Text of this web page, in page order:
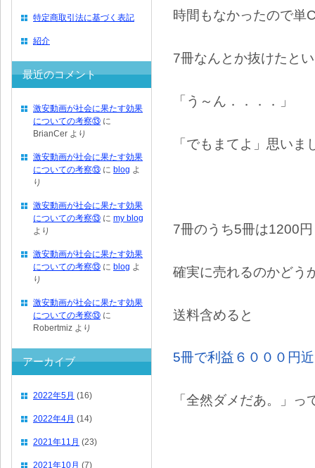
時間もなかったので単
7冊なんとか抜けたと
「う～ん．．．．」
「でもまてよ」思いま
7冊のうち5冊は1200
確実に売れるのかどう
送料含めると
5冊で利益６０００円
「全然ダメだあ。」
特定商取引法に基づく表記
紹介
最近のコメント
激安動画が社会に果たす効果
についての考察⑬ に
BrianCer より
激安動画が社会に果たす効果
についての考察⑬ に blog よ
り
激安動画が社会に果たす効果
についての考察⑬ に my blog
より
激安動画が社会に果たす効果
についての考察⑬ に blog よ
り
激安動画が社会に果たす効果
についての考察⑬ に
Robertmiz より
アーカイブ
2022年5月 (16)
2022年4月 (14)
2021年11月 (23)
2021年10月 (7)